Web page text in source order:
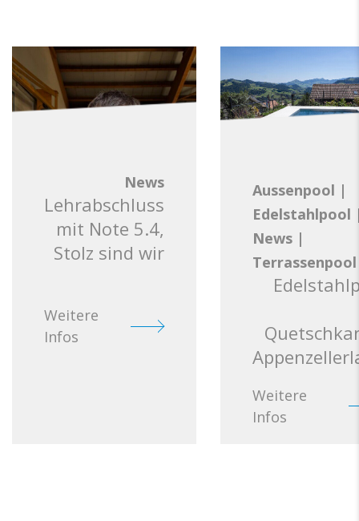
News
Lehrabschluss
mit Note 5.4,
Stolz sind wir
Weitere
Infos
Aussenpool |
Edelstahlpool
News |
Terrassenpool
Weitere
Infos